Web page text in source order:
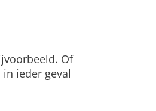
Of
ieder geval